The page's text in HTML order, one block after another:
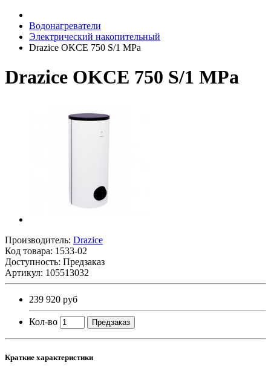
Водонагреватели
Электрический накопительный
Drazice OKCE 750 S/1 MPa
Drazice OKCE 750 S/1 MPa
Производитель: Drazice
Код товара: 1533-02
Доступность: Предзаказ
Артикул: 105513032
239 920 руб
Кол-во Предзаказ
Краткие характеристики